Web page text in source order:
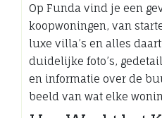
Op Funda vind je een
koopwoningen, van
luxe villa’s en alles
duidelijke foto’s,
en informatie over de
beeld van wat elke